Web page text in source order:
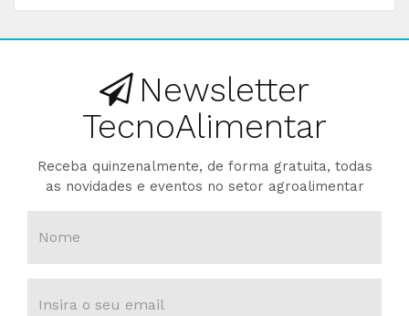
Newsletter
TecnoAlimentar
Receba quinzenalmente, de forma gratuita, todas
as novidades e eventos no setor agroalimentar